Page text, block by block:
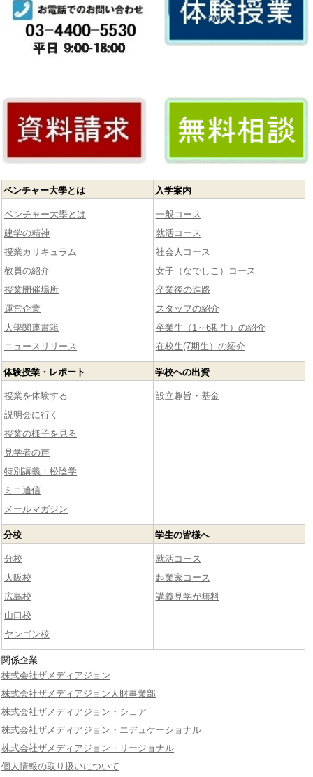
ベンチャー大學とは
ベンチャー大學とは
建学の精神
授業カリキュラム
教員の紹介
授業開催場所
運営企業
大學関連書籍
ニュースリリース
入学案内
一般コース
就活コース
社会人コース
女子（なでしこ）コース
卒業後の進路
スタッフの紹介
卒業生（1～6期生）の紹介
在校生(7期生）の紹介
体験授業・レポート
授業を体験する
説明会に行く
授業の様子を見る
見学者の声
特別講義：松陰学
ミニ通信
メールマガジン
学校への出資
設立趣旨・基金
分校
分校
大阪校
広島校
山口校
ヤンゴン校
学生の皆様へ
就活コース
起業家コース
講義見学が無料
関係企業
株式会社ザメディアジョン
株式会社ザメディアジョン人財事業部
株式会社ザメディアジョン・シェア
株式会社ザメディアジョン・エデュケーショナル
株式会社ザメディアジョン・リージョナル
個人情報の取り扱いについて